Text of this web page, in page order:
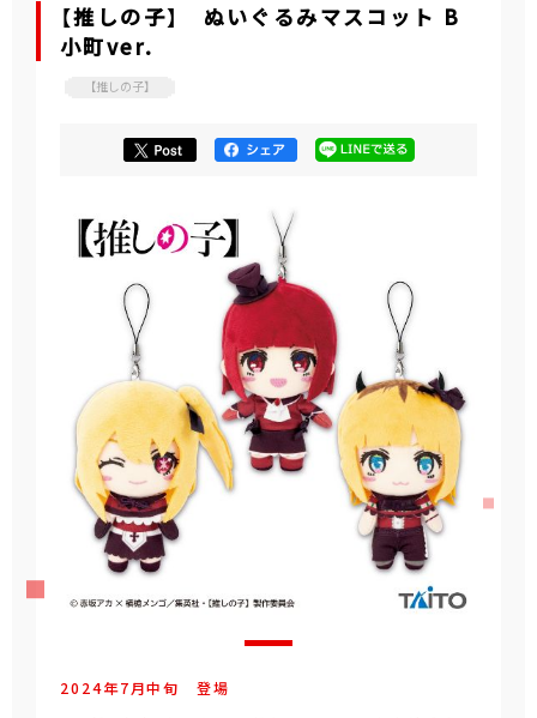
【推しの子】 ぬいぐるみマスコット B
小町ver.
【推しの子】
2024年7月中旬 登場